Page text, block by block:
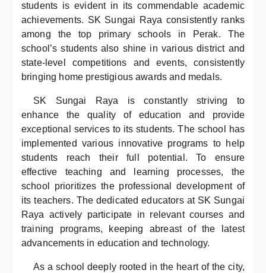
students is evident in its commendable academic
achievements. SK Sungai Raya consistently ranks
among the top primary schools in Perak. The
school’s students also shine in various district and
state-level competitions and events, consistently
bringing home prestigious awards and medals.
SK Sungai Raya is constantly striving to
enhance the quality of education and provide
exceptional services to its students. The school has
implemented various innovative programs to help
students reach their full potential. To ensure
effective teaching and learning processes, the
school prioritizes the professional development of
its teachers. The dedicated educators at SK Sungai
Raya actively participate in relevant courses and
training programs, keeping abreast of the latest
advancements in education and technology.
As a school deeply rooted in the heart of the city,